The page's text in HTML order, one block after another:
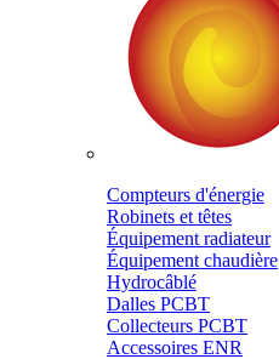
Compteurs d'énergie
Robinets et têtes
Équipement radiateur
Équipement chaudière
Hydrocâblé
Dalles PCBT
Collecteurs PCBT
Accessoires ENR